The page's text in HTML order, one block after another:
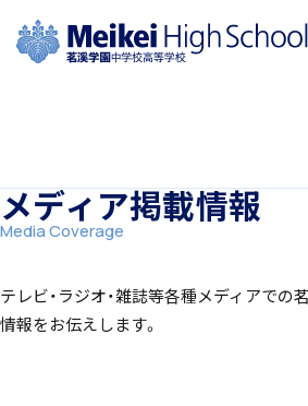
メディア掲載情報
Media Coverage
テレビ・ラジオ・雑誌等各種メディアでの
情報をお伝えします。
ホーム
学校長挨拶